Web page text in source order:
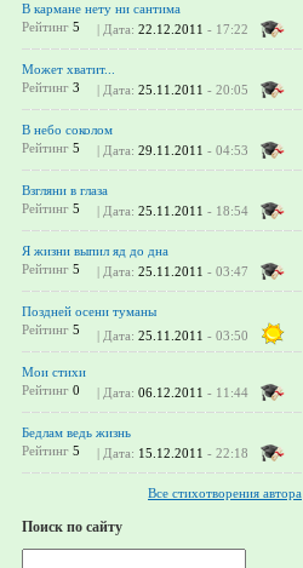
В кармане нету ни сантима
Рейтинг 5 | Дата: 22.12.2011 - 17:22
Может хватит...
Рейтинг 3 | Дата: 25.11.2011 - 20:05
В небо соколом
Рейтинг 5 | Дата: 29.11.2011 - 04:53
Взгляни в глаза
Рейтинг 5 | Дата: 25.11.2011 - 18:54
Я жизни выпил яд до дна
Рейтинг 5 | Дата: 25.11.2011 - 03:47
Поздней осени туманы
Рейтинг 5 | Дата: 25.11.2011 - 03:50
Мои стихи
Рейтинг 0 | Дата: 06.12.2011 - 11:44
Бедлам ведь жизнь
Рейтинг 5 | Дата: 15.12.2011 - 22:18
Все стихотворения автора
Поиск по сайту